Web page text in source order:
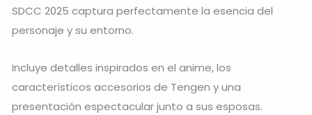
SDCC 2025 captura perfectamente la esencia del
personaje y su entorno.
Incluye detalles inspirados en el anime, los
característicos accesorios de Tengen y una
presentación espectacular junto a sus esposas.